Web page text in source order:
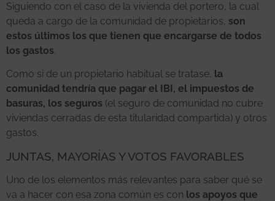
Siguiendo con el caso de la vivienda del portero, la cual
queda a cargo de la comunidad de propietarios, son
estos últimos los que tienen que encargarse de todos
los gastos.
Como si de un propietario habitual se tratase, la
comunidad tendría que pagar el IBI, el impuestos de
basuras, los seguros (el seguro de comunidad no cubre
viviendas cerradas de esta titularidad compartida) y otros
gastos.
JUNTAS, MAYORÍAS Y VOTOS FAVORABLES
Uno de los elementos más relevantes para saber qué se
va a hacer con esa zona común es con los apoyos que